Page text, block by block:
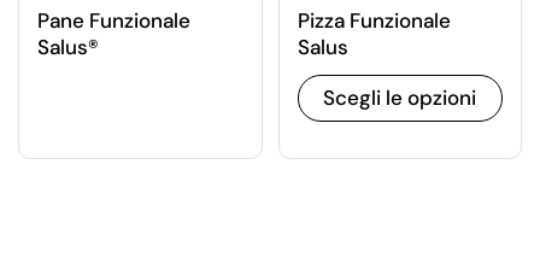
Pane Funzionale
Salus®
Pizza Funzionale
Salus
Scegli le opzioni